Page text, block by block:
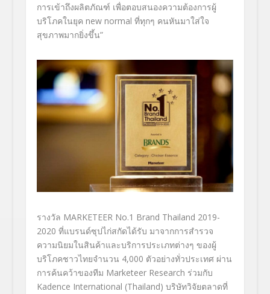
การเข้าถึงผลิตภัณฑ์ เพื่อตอบสนองความต้องการผู้
บริโภคในยุค new normal ที่ทุกๆ คนหันมาใส่ใจ
สุขภาพมากยิ่งขึ้น”
รางวัล MARKETEER No.1 Brand Thailand 2019-
2020 ที่แบรนด์ซุปไก่สกัดได้รับ มาจากการสำรวจ
ความนิยมในสินค้าและบริการประเภทต่างๆ ของผู้
บริโภคชาวไทยจำนวน 4,000 ตัวอย่างทั่วประเทศ ผ่าน
การค้นคว้าของทีม Marketeer Research ร่วมกับ
Kadence International (Thailand) บริษัทวิจัยตลาดที่